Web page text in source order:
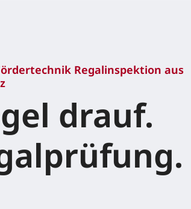
Regalinspektion aus
drauf.